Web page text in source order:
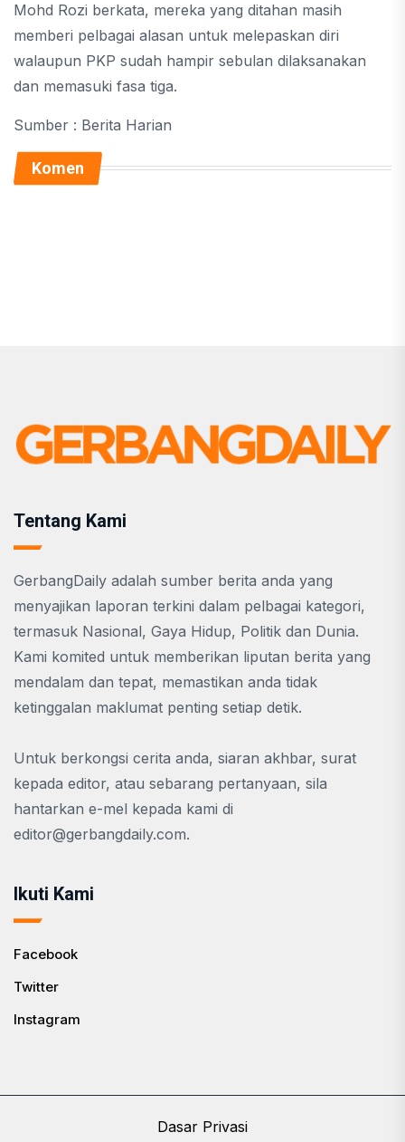
Mohd Rozi berkata, mereka yang ditahan masih
memberi pelbagai alasan untuk melepaskan diri
walaupun PKP sudah hampir sebulan dilaksanakan
dan memasuki fasa tiga.
Sumber : Berita Harian
Komen
Tentang Kami
GerbangDaily adalah sumber berita anda yang
menyajikan laporan terkini dalam pelbagai kategori,
termasuk Nasional, Gaya Hidup, Politik dan Dunia.
Kami komited untuk memberikan liputan berita yang
mendalam dan tepat, memastikan anda tidak
ketinggalan maklumat penting setiap detik.
Untuk berkongsi cerita anda, siaran akhbar, surat
kepada editor, atau sebarang pertanyaan, sila
hantarkan e-mel kepada kami di
editor@gerbangdaily.com.
Ikuti Kami
Facebook
Twitter
Instagram
Dasar Privasi